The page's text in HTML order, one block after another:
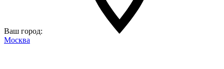
Ваш город:
Москва